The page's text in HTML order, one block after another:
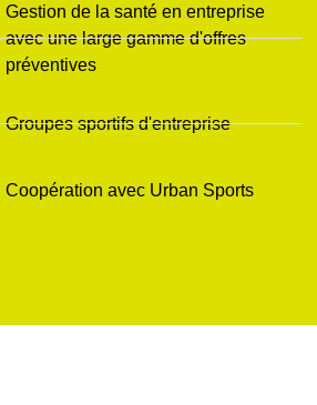
Gestion de la santé en entreprise
avec une large gamme d'offres
préventives
Groupes sportifs d'entreprise
Coopération avec Urban Sports